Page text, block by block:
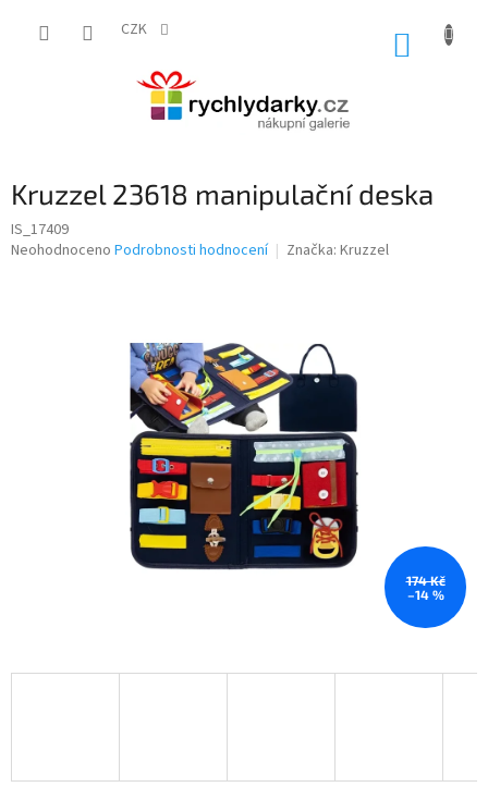
CZK
Kruzzel 23618 manipulační deska
IS_17409
Průměrné
Neohodnoceno Podrobnosti hodnocení Značka: Kruzzel
174 Kč
–14 %